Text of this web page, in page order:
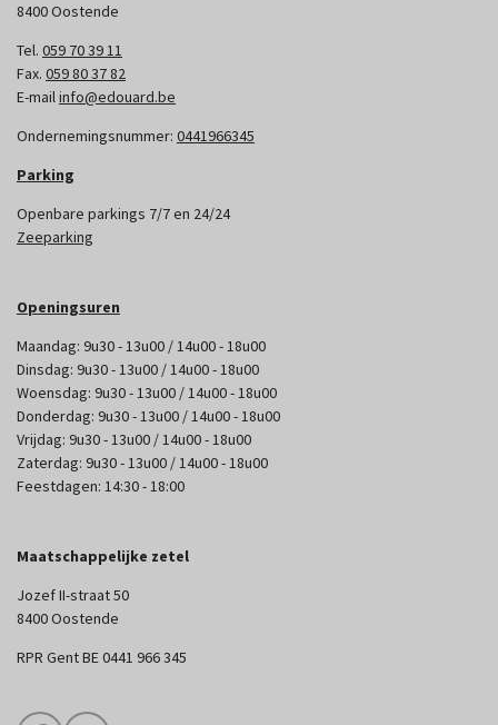
8400 Oostende
Tel. 059 70 39 11
Fax. 059 80 37 82
E-mailinfo@edouard.be
Ondernemingsnummer: 0441966345
Parking
Openbare parkings 7/7 en 24/24
Zeeparking
Openingsuren
Maandag: 9u30 - 13u00 / 14u00 - 18u00
Dinsdag: 9u30 - 13u00 / 14u00 - 18u00
Woensdag: 9u30 - 13u00 / 14u00 - 18u00
Donderdag: 9u30 - 13u00 / 14u00 - 18u00
Vrijdag: 9u30 - 13u00 / 14u00 - 18u00
Zaterdag: 9u30 - 13u00 / 14u00 - 18u00
Feestdagen: 14:30 - 18:00
Maatschappelijke zetel
Jozef II-straat 50
8400 Oostende
RPR Gent BE 0441 966 345